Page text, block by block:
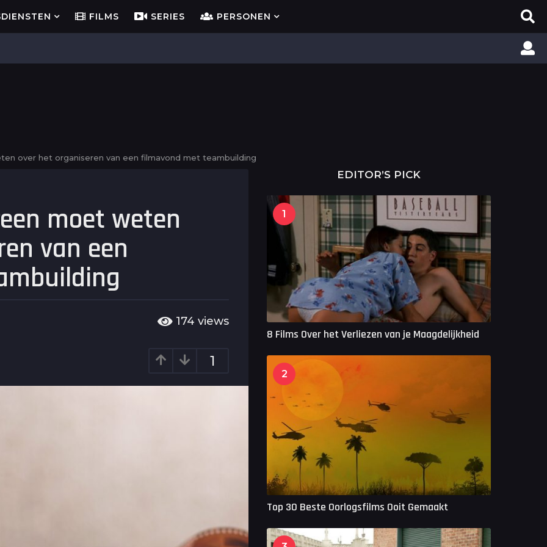
FILMS SERIES PERSONEN
over het organiseren van een filmavond met teambuilding
moet weten
van een
174 views
1
EDITOR’S PICK
1
8 Films Over het Verliezen van je Maagdelijkheid
2
Top 30 Beste Oorlogsfilms Ooit Gemaakt